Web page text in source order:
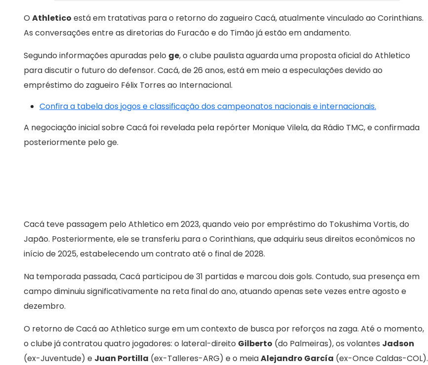
O Athletico está em tratativas para o retorno do zagueiro Cacá, atualmente vinculado ao Corinthians.
As conversações entre as diretorias do Furacão e do Timão já estão em andamento.
Segundo informações apuradas pelo ge, o clube paulista aguarda uma proposta oficial do Athletico
para discutir o futuro do defensor. Cacá, de 26 anos, está em meio a especulações devido ao
empréstimo do zagueiro Félix Torres ao Internacional.
Confira a tabela dos jogos e classificação dos campeonatos nacionais e internacionais.
A negociação inicial sobre Cacá foi revelada pela repórter Monique Vilela, da Rádio TMC, e confirmada
posteriormente pelo ge.
Cacá teve passagem pelo Athletico em 2023, quando veio por empréstimo do Tokushima Vortis, do
Japão. Posteriormente, ele se transferiu para o Corinthians, que adquiriu seus direitos econômicos no
início de 2025, estabelecendo um contrato até o final de 2028.
Na temporada passada, Cacá participou de 31 partidas e marcou dois gols. Contudo, sua presença em
campo diminuiu significativamente na reta final do ano, atuando apenas sete vezes entre agosto e
dezembro.
O retorno de Cacá ao Athletico surge em um contexto de busca por reforços na zaga. Até o momento,
o clube já contratou quatro jogadores: o lateral-direito Gilberto (do Palmeiras), os volantes Jadson
(ex-Juventude) e Juan Portilla (ex-Talleres-ARG) e o meiaAlejandro García (ex-Once Caldas-COL).